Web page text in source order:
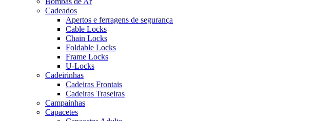
Cadeados
Apertos e ferragens de segurança
Cable Locks
Chain Locks
Foldable Locks
Frame Locks
U-Locks
Cadeirinhas
Cadeiras Frontais
Cadeiras Traseiras
Campainhas
Capacetes